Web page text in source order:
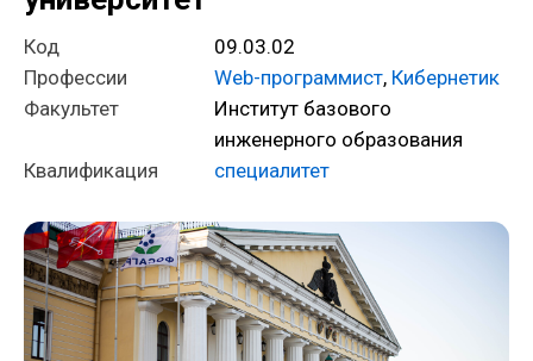
Код
09.03.02
Профессии
Web-программист, Кибернетик
Факультет
Институт базового
инженерного образования
Квалификация
специалитет